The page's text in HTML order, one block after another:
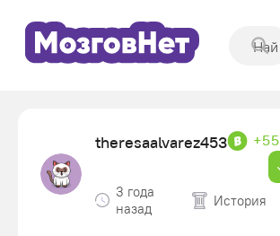
theresaalvarez453
+55
3 года
назад
История